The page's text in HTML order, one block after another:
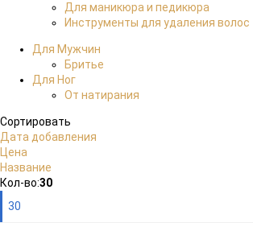
Для маникюра и педикюра
Инструменты для удаления волос
Для Мужчин
Бритье
Для Ног
От натирания
Сортировать
Дата добавления
Цена
Название
Плитка
Подробно
Компактно
Кол-во:30
30